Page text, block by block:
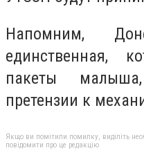
Напомним,
единственная,
пакеты
претензии к
Якщо ви помітили помилку, виділіть
повідомити про це редакцію